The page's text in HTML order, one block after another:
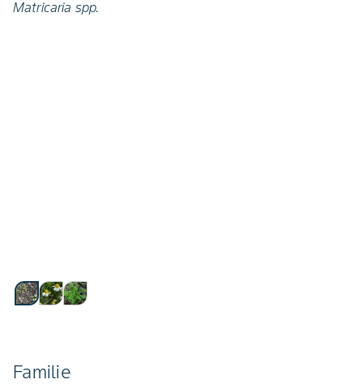
Matricaria spp.
Familie